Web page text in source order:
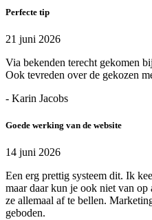
Perfecte tip
21 juni 2026
Via bekenden terecht gekomen
Ook tevreden over de gekozen
- Karin Jacobs
Goede werking van de website
14 juni 2026
Een erg prettig systeem dit. Ik
maar daar kun je ook niet van
ze allemaal af te bellen.
geboden.